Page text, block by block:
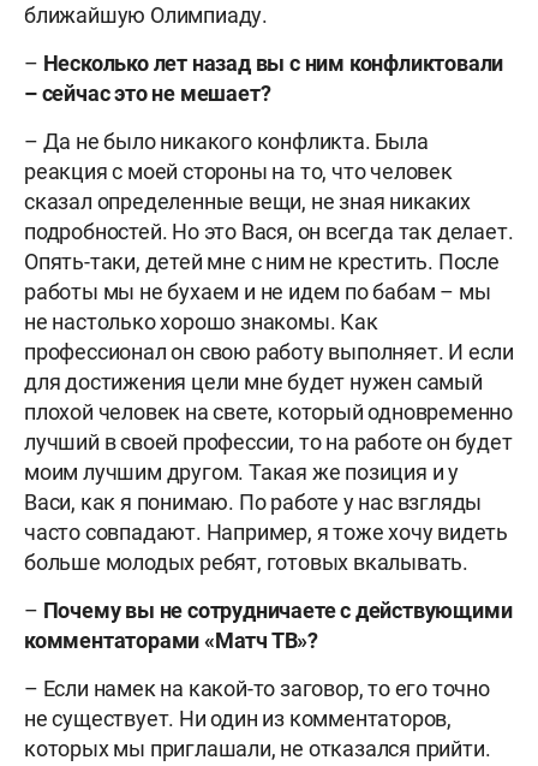
ближайшую Олимпиаду.
– Несколько лет назад вы с ним конфликтовали
– сейчас это не мешает?
– Да не было никакого конфликта. Была
реакция с моей стороны на то, что человек
сказал определенные вещи, не зная никаких
подробностей. Но это Вася, он всегда так делает.
Опять-таки, детей мне с ним не крестить. После
работы мы не бухаем и не идем по бабам – мы
не настолько хорошо знакомы. Как
профессионал он свою работу выполняет. И если
для достижения цели мне будет нужен самый
плохой человек на свете, который одновременно
лучший в своей профессии, то на работе он будет
моим лучшим другом. Такая же позиция и у
Васи, как я понимаю. По работе у нас взгляды
часто совпадают. Например, я тоже хочу видеть
больше молодых ребят, готовых вкалывать.
– Почему вы не сотрудничаете с действующими
комментаторами «Матч ТВ»?
– Если намек на какой-то заговор, то его точно
не существует. Ни один из комментаторов,
которых мы приглашали, не отказался прийти.